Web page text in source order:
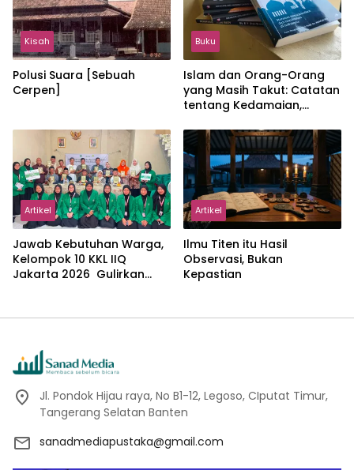
Kisah
Polusi Suara [Sebuah
Cerpen]
Buku
Islam dan Orang-Orang
yang Masih Takut: Catatan
tentang Kedamaian,
dalam Pemikiran Masykuri
Abdillah
Artikel
Jawab Kebutuhan Warga,
Kelompok 10 KKL IIQ
Jakarta 2026 Gulirkan
Artikel
Ilmu Titen itu Hasil
Observasi, Bukan
Kepastian
Jl. Pondok Hijau raya, No B1-12, Legoso, CIputat Timur,
Tangerang Selatan Banten
sanadmediapustaka@gmail.com